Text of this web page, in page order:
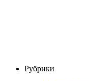
Рубрики